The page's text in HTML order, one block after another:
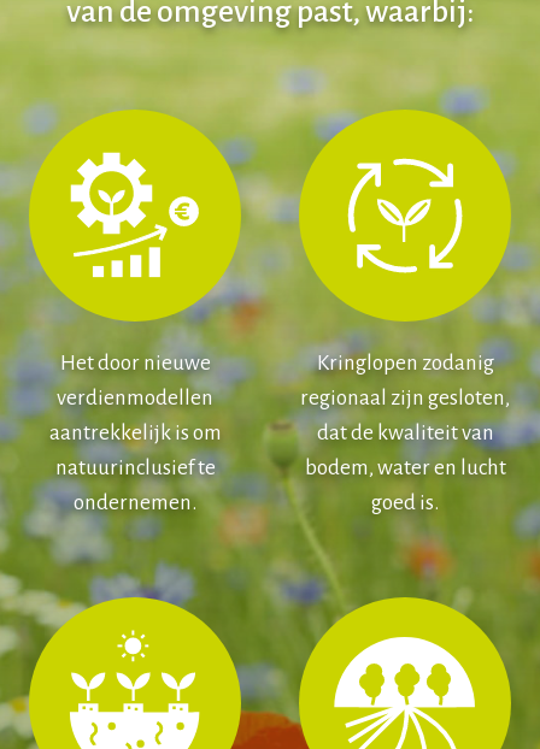
van de omgeving past, waarbij:
Het door nieuwe
verdienmodellen
aantrekkelijk is om
natuurinclusief te
ondernemen.
Kringlopen zodanig
regionaal zijn gesloten,
dat de kwaliteit van
bodem, water en lucht
goed is.